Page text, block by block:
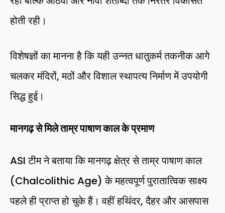
होती रही।
विशेषज्ञों का मानना है कि यही उन्नत धातुकर्म तकनीक आगे
चलकर मंदिरों, मठों और विशाल स्थापत्य निर्माण में उपयोगी
सिद्ध हुई।
मानगढ़ से मिले ताम्र पाषाण काल के प्रमाण
ASI टीम ने बताया कि मानगढ़ क्षेत्र से ताम्र पाषाण काल
(Chalcolithic Age) के महत्वपूर्ण पुरातात्विक साक्ष्य
पहले ही प्राप्त हो चुके हैं। वहीं हथिंदर, दैहर और आसपास